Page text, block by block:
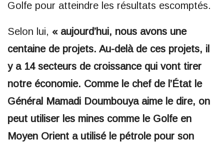
Golfe pour atteindre les résultats escomptés.
Selon lui, « aujourd’hui, nous avons une
centaine de projets. Au-delà de ces projets, il
y a 14 secteurs de croissance qui vont tirer
notre économie. Comme le chef de l’État le
Général Mamadi Doumbouya aime le dire, on
peut utiliser les mines comme le Golfe en
Moyen Orient a utilisé le pétrole pour son